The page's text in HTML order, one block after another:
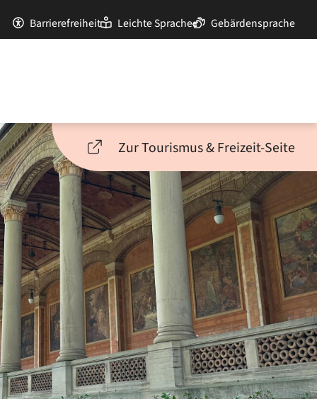
Barrierefreiheit Leichte Sprache Gebärdensprache
Zur Tourismus & Freizeit-Seite